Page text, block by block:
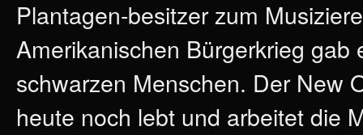
Plantagen-besitzer zum
Amerikanischen Bürgerkrieg
schwarzen Menschen. Der New
heute noch lebt und arbeitet die